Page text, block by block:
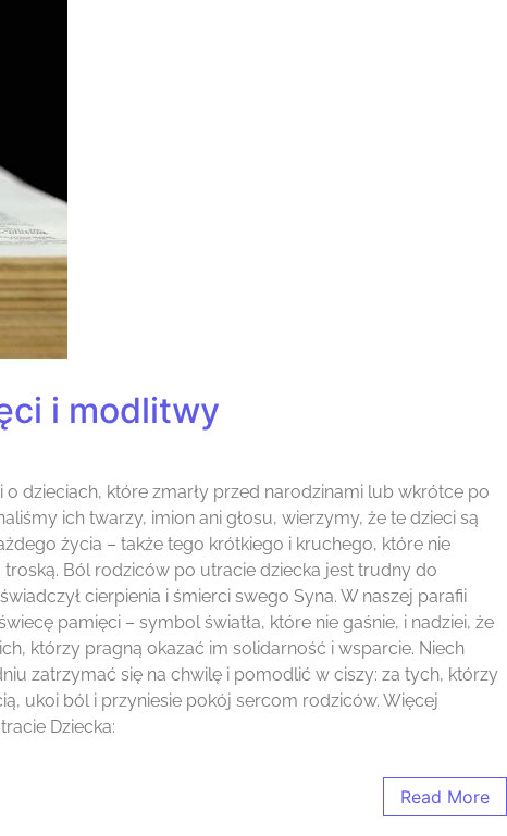
i modlitwy
dzieciach, które zmarły przed narodzinami lub wkrótce po
ich twarzy, imion ani głosu, wierzymy, że te dzieci są
życia – także tego krótkiego i kruchego, które nie
Ból rodziców po utracie dziecka jest trudny do
cierpienia i śmierci swego Syna. W naszej parafii
pamięci – symbol światła, które nie gaśnie, i nadziei, że
którzy pragną okazać im solidarność i wsparcie. Niech
zatrzymać się na chwilę i pomodlić w ciszy: za tych, którzy
ukoi ból i przyniesie pokój sercom rodziców. Więcej
Dziecka:
Read More